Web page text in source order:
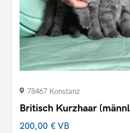
78467 Konstanz
Britisch Kurzhaar
200,00 €VB